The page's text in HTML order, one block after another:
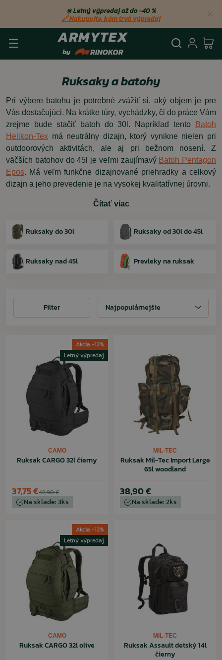
☀️ Letný výpredaj až do −40 %
🔗 Nakupujte, kým trvá výpredaj
Ruksaky a batohy
Pri výbere batohu je potrebné zvážiť si, aký objem je pre
Vás dostačujúci. Na krátke túry, vychádzky, či do práce Vám
zrejme bude stačiť batoh do 30l. Napríklad tento
Batoh
Helikon-Tex má neutrálny dizajn, ktorý vynikne nielen pri
outdoorových aktivitách, ale aj pri bežnom nosení. Z
väčších batohov do 45l je veľmi zaujímavý Batoh Pentagon
Epos. Má veľm funkčne dizajnované priehradky a celkový
dizajn a jeho prevedenie je na vysokej kvalitatívnej úrovni.
Čítať viac
Ruksaky do 30l Ruksaky od 30l do 45l
Ruksaky nad 45l Prevleky na ruksak
FilterFilter Najpopulárnejšie
Akcia -12%
Letný výpredaj
CAMO
Ruksak CARGO 32l čierny
42,90 €
37,75 €
Na sklade: 3ks
MIL-TEC
Ruksak Mil-Tec Import Large
65l woodland
38,90 €
Na sklade: 2ks
Akcia -12%
Letný výpredaj
CAMO
Ruksak CARGO 32l olive
MIL-TEC
Ruksak Assault detský 14l
čierny